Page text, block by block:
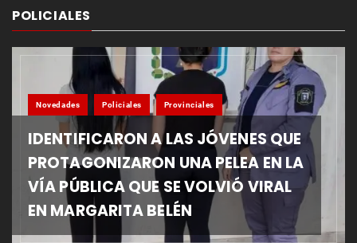
POLICIALES
Novedades Policiales Provinciales
IDENTIFICARON A LAS JÓVENES QUE
PROTAGONIZARON UNA PELEA EN LA
VÍA PÚBLICA QUE SE VOLVIÓ VIRAL
EN MARGARITA BELÉN